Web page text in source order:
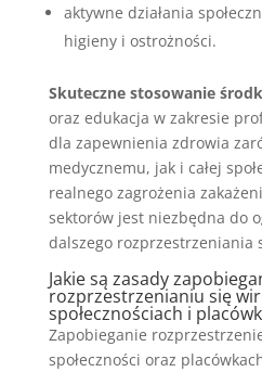
aktywne działania
higieny i ostrożności.
Skuteczne stosowanie
oraz edukacja w zakresie
dla zapewnienia zdrowia
medycznemu, jak i całej
realnego zagrożenia
sektorów jest niezbędna do
dalszego rozprzestrzeniania
Jakie są zasady
rozprzestrzenianiu się
społecznościach i
Zapobieganie
społeczności oraz